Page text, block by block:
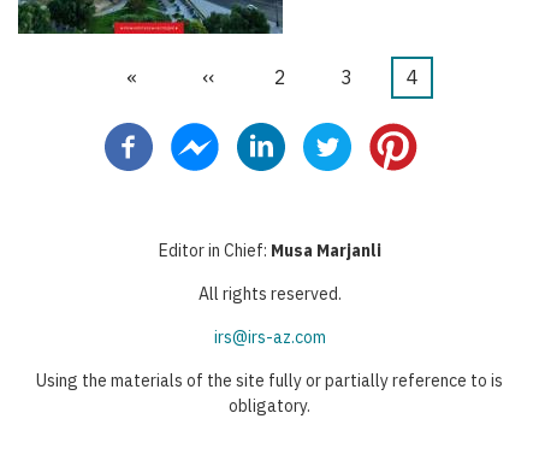
Primera
«
Página
‹‹ Página
2 Página
3
Página
4
Editor in Chief: Musa Marjanli
All rights reserved.
irs@irs-az.com
Using the materials of the site fully or partially reference to is
obligatory.